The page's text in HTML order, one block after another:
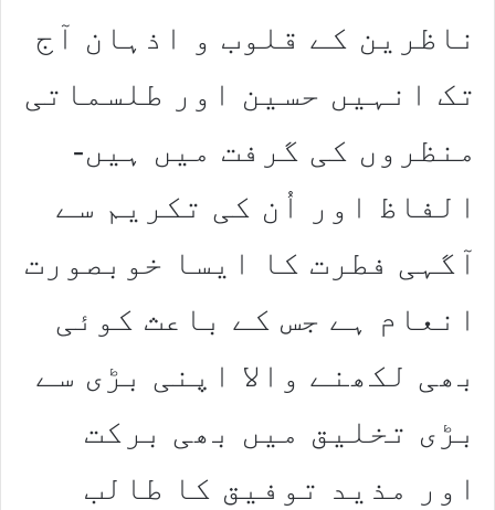
ناظرین کے قلوب و اذہان آج
تک انہیں حسین اور طلسماتی
منظروں کی گرفت میں ہیں-
الفاظ اور اُن کی تکریم سے
آگہی فطرت کا ایسا خوبصورت
انعام ہے جس کے باعث کوئی
بھی لکھنے والا اپنی بڑی سے
بڑی تخلیق میں بھی برکت
اور مذید توفیق کا طالب